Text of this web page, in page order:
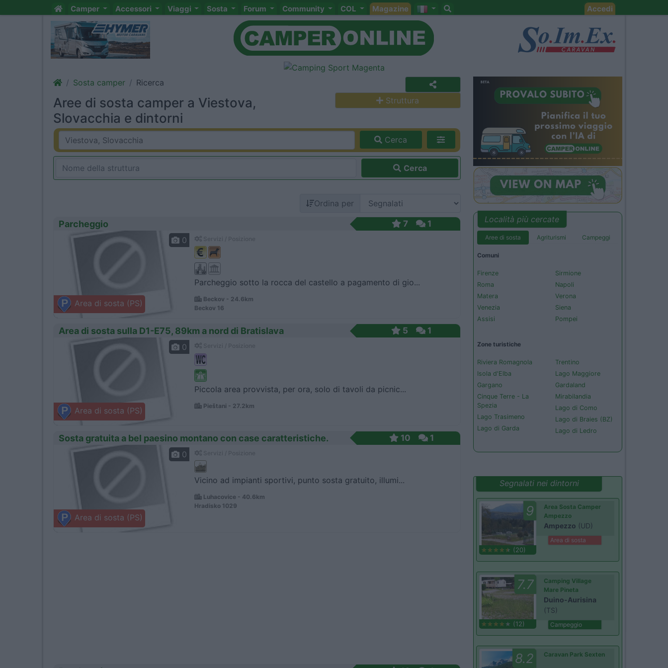
Camper Accessori Viaggi Sosta Forum Community COL Magazine Accedi
Sosta camper Ricerca
Aree di sosta camper a Viestova,
Slovacchia e dintorni
Struttura
Cerca
Cerca
Ordina per
Parcheggio 7 1
Area di sosta (PS)
0
Parcheggio sotto la rocca del castello a pagamento di gio...
Beckov - 24.6km
Beckov 16
Area di sosta sulla D1-E75, 89km a nord di Bratislava 5 1
Area di sosta (PS)
0
Piccola area provvista, per ora, solo di tavoli da picnic...
Pieštani - 27.2km
Sosta gratuita a bel paesino montano con case caratteristiche. 10 1
Area di sosta (PS)
0
Vicino ad impianti sportivi, punto sosta gratuito, illumi...
Luhacovice - 40.6km
Hradisko 1029
Località più cercate
Aree di sosta Agriturismi Campeggi
Comuni
Firenze
Roma
Matera
Venezia
Assisi
Sirmione
Napoli
Verona
Siena
Pompei
Zone turistiche
Riviera Romagnola
Isola d'Elba
Gargano
Cinque Terre - La
Spezia
Lago Trasimeno
Lago di Garda
Trentino
Lago Maggiore
Gardaland
Mirabilandia
Lago di Como
Lago di Braies (BZ)
Lago di Ledro
Segnalati nei dintorni
9
(20)
Area Sosta Camper
Ampezzo
Ampezzo (UD)
Area di sosta
7.7
(12)
Camping Village
Mare Pineta
Duino-Aurisina
(TS)
Campeggio
8.2 Caravan Park Sexten